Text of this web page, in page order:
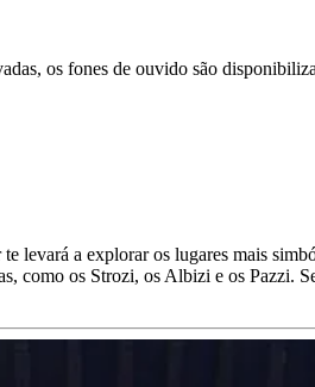
os fones de ouvido são
levará a explorar os lugares mais
os Strozi, os Albizi e os Pazzi.